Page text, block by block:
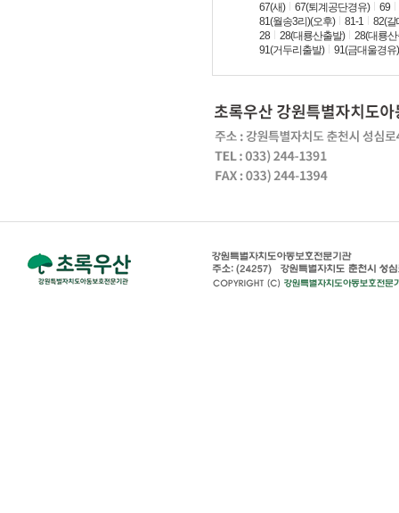
67(새)
67(퇴계공단경유)
69
81(월송3리)(오후)
81-1
82(갈
28
28(대룡산출발)
28(대룡
91(거두리출발)
91(금대울경유)